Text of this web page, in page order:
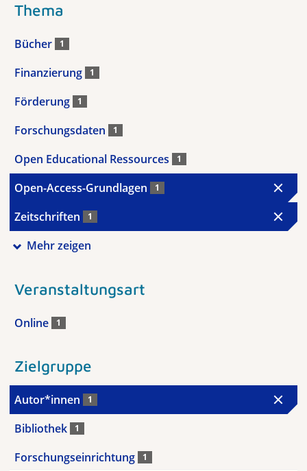
Thema
Bücher 1
Finanzierung 1
Förderung 1
Forschungsdaten 1
Open Educational Ressources 1
Open-Access-Grundlagen 1
Zeitschriften 1
Mehr zeigen
Veranstaltungsart
Online 1
Zielgruppe
Autor*innen 1
Bibliothek 1
Forschungseinrichtung 1